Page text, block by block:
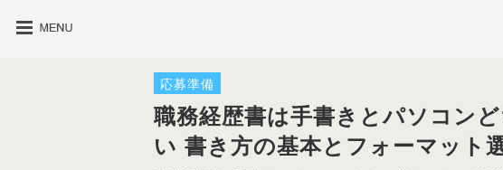
応募準備
職務経歴書は手書きとパソコン
い 書き方の基本とフォーマット